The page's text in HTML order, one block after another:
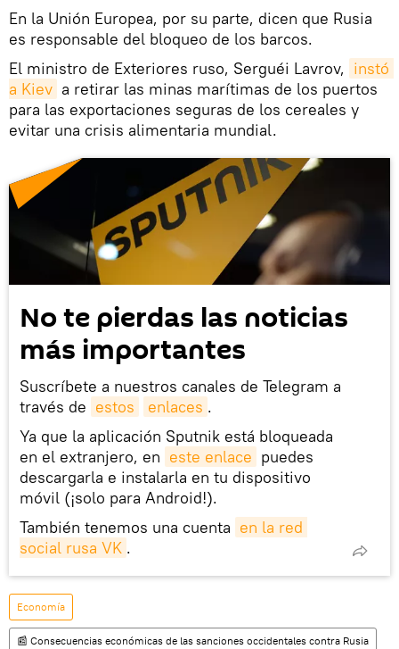
En la Unión Europea, por su parte, dicen que Rusia
es responsable del bloqueo de los barcos.
El ministro de Exteriores ruso, Serguéi Lavrov, instó
a Kiev a retirar las minas marítimas de los puertos
para las exportaciones seguras de los cereales y
evitar una crisis alimentaria mundial.
No te pierdas las noticias
más importantes
Suscríbete a nuestros canales de Telegram a
través de estos enlaces .
Ya que la aplicación Sputnik está bloqueada
en el extranjero, en este enlace puedes
descargarla e instalarla en tu dispositivo
móvil (¡solo para Android!).
También tenemos una cuenta en la red
social rusa VK .
Economía
📰 Consecuencias económicas de las sanciones occidentales contra Rusia